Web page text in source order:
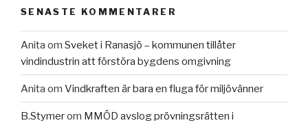
SENASTE KOMMENTARER
Anita om Sveket i Ranasjö – kommunen tillåter
vindindustrin att förstöra bygdens omgivning
Anita om Vindkraften är bara en fluga för miljövänner
B.Stymerom MMÖD avslog prövningsrätten i